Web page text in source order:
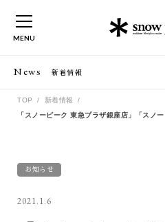
MENU
News 新着情報
TOP
新着情報
「スノーピーク 東急プラザ銀座店」「スノ
お知らせ
2021.1.6